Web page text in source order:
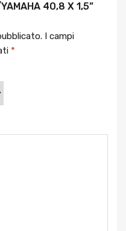
40,8 X 1,5”
I campi
*